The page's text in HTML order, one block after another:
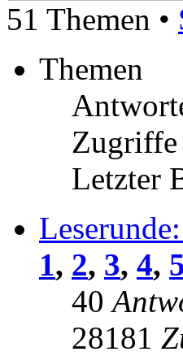
51 Themen •
Themen
Zugriffe
Letzter
1, 2, 3, 4, 5
40
28181